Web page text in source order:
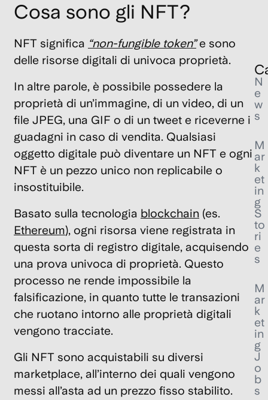
Cosa sono gli NFT?
NFT significa “non-fungible token” e sono
delle risorse digitali di univoca proprietà.
In altre parole, è possibile possedere la
proprietà di un’immagine, di un video, di un
file JPEG, una GIF o di un tweet e riceverne i
guadagni in caso di vendita. Qualsiasi
oggetto digitale può diventare un NFT e ogni
NFT è un pezzo unico non replicabile o
insostituibile.
Basato sulla tecnologia blockchain (es.
Ethereum), ogni risorsa viene registrata in
questa sorta di registro digitale, acquisendo
una prova univoca di proprietà. Questo
processo ne rende impossibile la
falsificazione, in quanto tutte le transazioni
che ruotano intorno alle proprietà digitali
vengono tracciate.
Gli NFT sono acquistabili su diversi
marketplace, all’interno dei quali vengono
messi all’asta ad un prezzo fisso stabilito.
N
e
w
s
M
ar
k
et
in
g
S
to
ri
e
s
M
ar
k
et
in
g
J
o
b
s